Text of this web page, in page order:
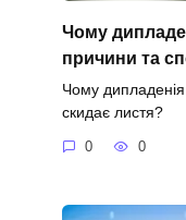
Чому
причини та
Чому
скидає листя?
0 0